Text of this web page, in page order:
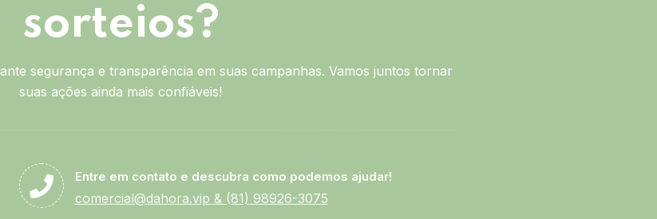
sorteios?
segurança e transparência em suas campanhas. Vamos juntos tornar
suas ações ainda mais confiáveis!
Entre em contato e descubra como podemos ajudar!
comercial@dahora.vip & (81) 98926-3075